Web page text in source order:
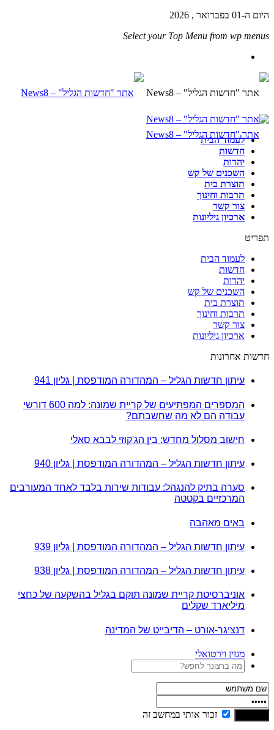
01 בפברואר , 2026
Select your Top Menu from wp
לעמוד הבית
חדשות
יהדות
השכנים של קש
תוצרת בית
תרבות וחינוך
צור קשר
ארכיון גיליונות
לעמוד הבית
חדשות
יהדות
השכנים של קש
תוצרת בית
תרבות וחינוך
צור קשר
ארכיון גיליונות
אחרונות
עיתון חדשות הגליל – המהדורה המודפסת | גליון 941
המספרים המפתיעים של קריית שמונה: למה 600 דורשי
עבודה הם לא מה שחשבתם?
חישוב מסלול מחדש: בין הג'קוזי לבבא סאלי
עיתון חדשות הגליל – המהדורה המודפסת | גליון 940
סערה בתיק להנגהל: עבודות שירות בלבד לאחד המעורבים
המרכזיים בקטטה
באים מאהבה
עיתון חדשות הגליל – המהדורה המודפסת | גליון 939
עיתון חדשות הגליל – המהדורה המודפסת | גליון 938
אוניברסיטת קריית שמונה תוקם בגליל בהשקעה של כחצי
מיליארד שקלים
דנציגר-אורט – הדיבייט של המדינה
מגזין וירטואלי
זכור אותי במחשב זה